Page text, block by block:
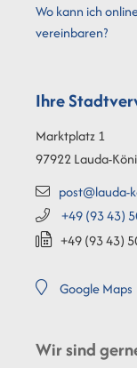
Wo kann ich
vereinbaren?
Ihre
Marktplatz 1
97922Lauda-
post@lauda-
+49 (9343)
+49 (9343)
Google Maps
Wir sind